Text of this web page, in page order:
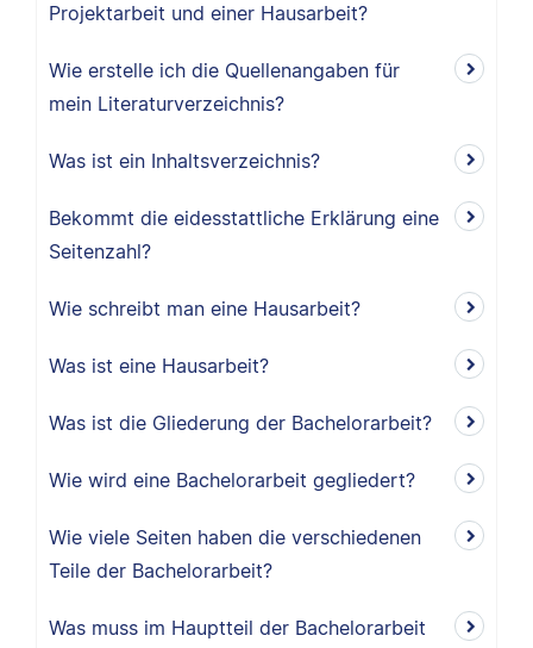
Projektarbeit und einer Hausarbeit?
Wie erstelle ich die Quellenangaben für
mein Literaturverzeichnis?
Was ist ein Inhaltsverzeichnis?
Bekommt die eidesstattliche Erklärung eine
Seitenzahl?
Wie schreibt man eine Hausarbeit?
Was ist eine Hausarbeit?
Was ist die Gliederung der Bachelorarbeit?
Wie wird eine Bachelorarbeit gegliedert?
Wie viele Seiten haben die verschiedenen
Teile der Bachelorarbeit?
Was muss im Hauptteil der Bachelorarbeit